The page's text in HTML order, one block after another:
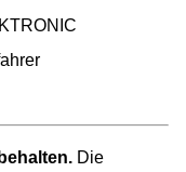
Die